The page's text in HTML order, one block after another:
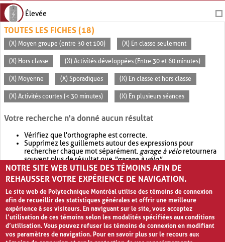
Élevée
TOUTES LES FICHES (18)
(X) Moyen groupe (entre 30 et 100) (X) En classe seulement
(X) Hors classe (X) Activités développées (Entre 30 et 60 minutes)
(X) Moyenne (X) Sporadiques (X) En classe et hors classe
(X) Activités courtes (< 30 minutes) (X) En plusieurs séances
Votre recherche n'a donné aucun résultat
Vérifiez que l'orthographe est correcte.
Supprimez les guillemets autour des expressions pour
rechercher chaque mot séparément. garage à véloretournera
souvent plus de résultat que"garage à vélo".
Envisagez d'élargir votre recherche avec OR.garage OR vélo
retournera souvent plus de résultat quegarage à vélo
NOTRE SITE WEB UTILISE DES TÉMOINS AFIN DE
REHAUSSER VOTRE EXPÉRIENCE DE NAVIGATION.
Le site web de Polytechnique Montréal utilise des témoins de connexion
afin de recueillir des statistiques générales et offrir une meilleure
expérience à ses visiteurs. En naviguant sur le site, vous acceptez
l’utilisation de ces témoins selon les modalités spécifiées aux conditions
d’utilisation. Vous pouvez refuser les témoins de connexion en modifiant
vos paramètres de navigation. Pour en savoir plus sur le recours aux